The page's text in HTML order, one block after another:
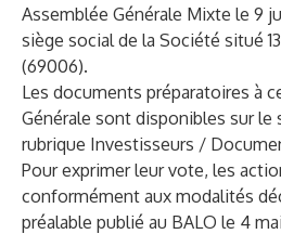
Assemblée Générale Mixte le 9
siège social de la Société situé
(69006).
Les documents préparatoires à
Générale sont disponibles sur le
rubrique Investisseurs /
Pour exprimer leur vote, les
conformément aux modalités
préalable publié au BALO le 4